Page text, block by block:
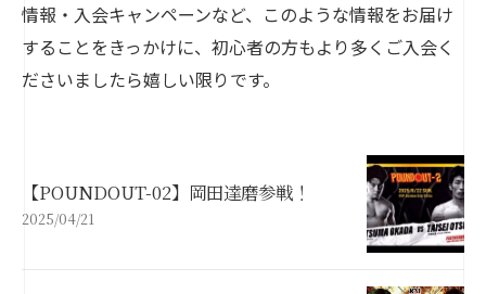
情報・入会キャンペーンなど、このような情報をお届け
することをきっかけに、初心者の方もより多くご入会く
ださいましたら嬉しい限りです。
【POUNDOUT-02】岡田達磨参戦！
2025/04/21